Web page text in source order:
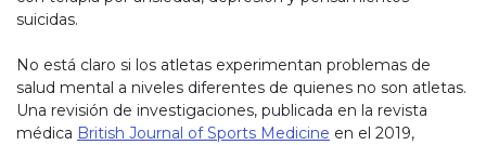
suicidas.
No está claro si los atletas experimentan problemas de
salud mental a niveles diferentes de quienes no son atletas.
Una revisión de investigaciones, publicada en la revista
médica British Journal of Sports Medicine en el 2019,